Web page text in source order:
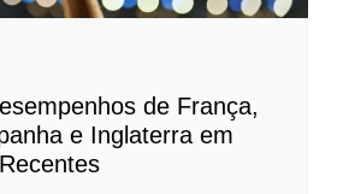
de França,
e Inglaterra em